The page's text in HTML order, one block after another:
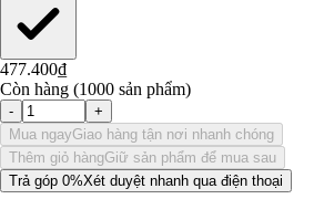
477.400₫
Còn hàng (1000 sản phẩm)
-
+
Mua ngayGiao hàng tận nơi nhanh chóng
Thêm giỏ hàngGiữ sản phẩm để mua sau
Trả góp 0%Xét duyệt nhanh qua điện thoại